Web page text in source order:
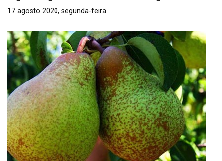
17 agosto 2020, segunda-feira